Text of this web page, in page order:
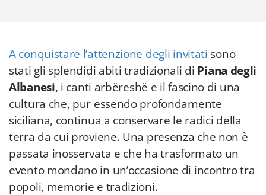
A conquistare l’attenzione degli invitati sono
stati gli splendidi abiti tradizionali di Piana degli
Albanesi, i canti arbëreshë e il fascino di una
cultura che, pur essendo profondamente
siciliana, continua a conservare le radici della
terra da cui proviene. Una presenza che non è
passata inosservata e che ha trasformato un
evento mondano in un’occasione di incontro tra
popoli, memorie e tradizioni.